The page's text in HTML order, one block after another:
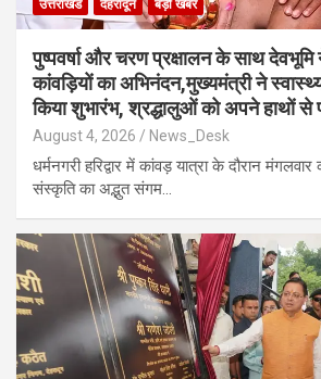
उत्तराखंड देहरादून बड़ी खबर
पुष्पवर्षा और चरण प्रक्षालन के साथ
कांवड़ियों का अभिनंदन,मुख्यमंत्री ने
किया शुभारंभ, श्रद्धालुओं को अपने हाथों से
August 4, 2026 News_Desk
धर्मनगरी हरिद्वार में कांवड़ यात्रा के दौरान
संस्कृति का अद्भुत संगम…